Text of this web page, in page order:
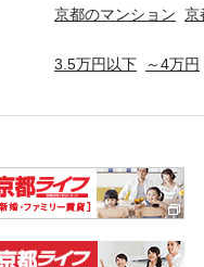
京都のマンション 京
3.5万円以下 ～4万円